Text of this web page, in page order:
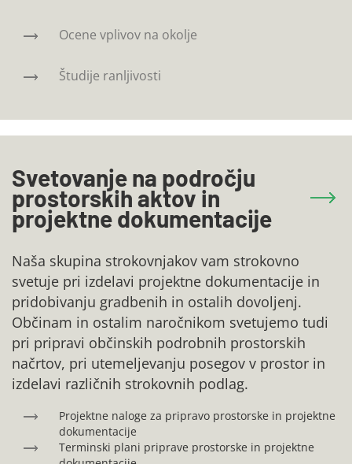
Ocene vplivov na okolje
Študije ranljivosti
Svetovanje na področju
prostorskih aktov in
projektne dokumentacije
Naša skupina strokovnjakov vam strokovno
svetuje pri izdelavi projektne dokumentacije in
pridobivanju gradbenih in ostalih dovoljenj.
Občinam in ostalim naročnikom svetujemo tudi
pri pripravi občinskih podrobnih prostorskih
načrtov, pri utemeljevanju posegov v prostor in
izdelavi različnih strokovnih podlag.
Projektne naloge za pripravo prostorske in projektne
dokumentacije
Terminski plani priprave prostorske in projektne